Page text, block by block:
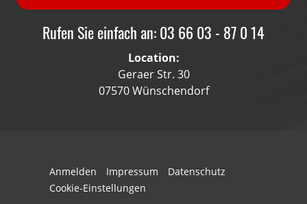
Rufen Sie einfach an: 03 66 03 - 87 0 14
Location:
Geraer Str. 30
07570 Wünschendorf
Anmelden Impressum
Datenschutz
Cookie-Einstellungen